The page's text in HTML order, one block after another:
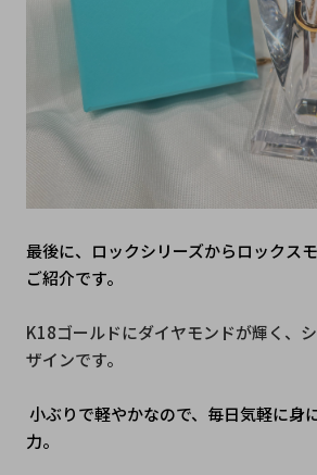
最後に、ロックシリーズからロックス
ご紹介です。
K18ゴールドにダイヤモンドが輝く、
ザインです。
力。